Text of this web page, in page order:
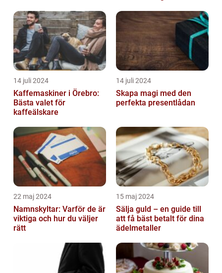
14 juli 2024
Kaffemaskiner i Örebro:
Bästa valet för
kaffeälskare
14 juli 2024
Skapa magi med den
perfekta presentlådan
22 maj 2024
Namnskyltar: Varför de är
viktiga och hur du väljer
rätt
15 maj 2024
Sälja guld – en guide till
att få bäst betalt för dina
ädelmetaller